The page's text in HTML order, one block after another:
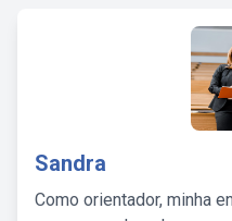
Sandra
Como orientador, minha